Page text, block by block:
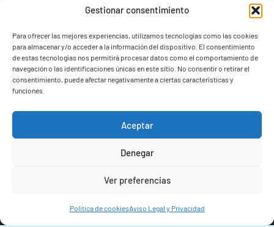
Gestionar consentimiento
Para ofrecer las mejores experiencias, utilizamos tecnologías como las cookies
para almacenar y/o acceder a la información del dispositivo. El consentimiento
de estas tecnologías nos permitirá procesar datos como el comportamiento de
navegación o las identificaciones únicas en este sitio. No consentir o retirar el
consentimiento, puede afectar negativamente a ciertas características y
funciones.
Aceptar
Denegar
Ver preferencias
Política de cookiesAviso Legal y Privacidad
Correo IIM